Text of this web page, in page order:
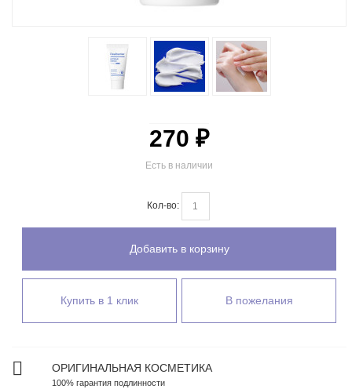
Есть в наличии
270 ₽
Кол-во:
Добавить в корзину
Купить в 1 клик В пожелания
ОРИГИНАЛЬНАЯ КОСМЕТИКА
100% гарантия подлинности